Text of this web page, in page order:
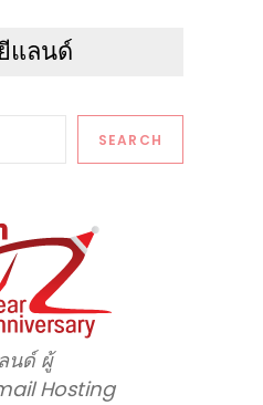
แลนด์
SEARCH
นด์ ผู้
Hosting